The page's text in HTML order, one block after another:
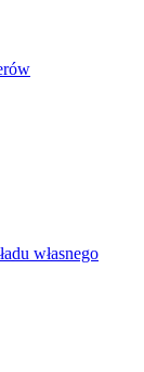
własnego